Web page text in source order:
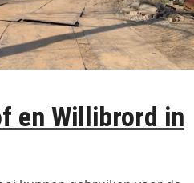
en Willibrord in